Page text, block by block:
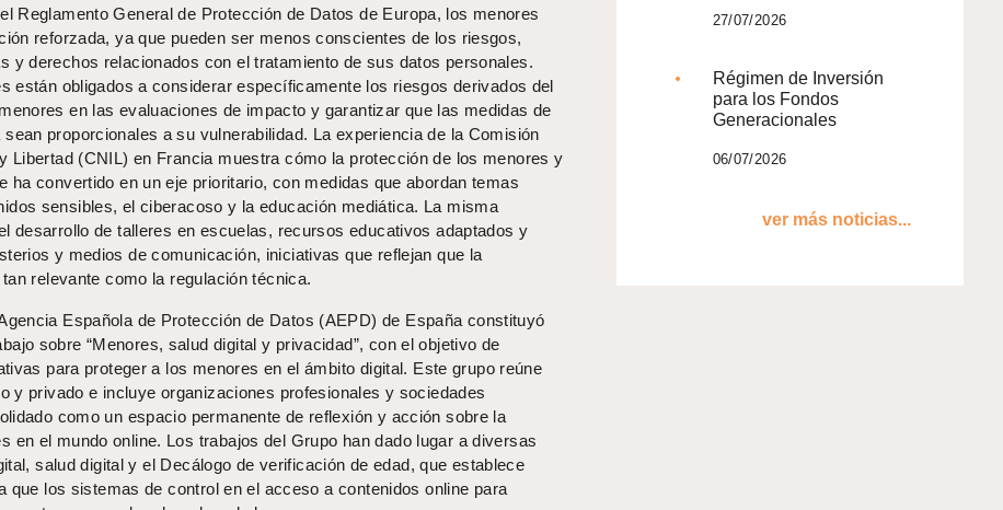
Reglamento General de Protección de Datos de Europa, los menores
reforzada, ya que pueden ser menos conscientes de los riesgos,
y derechos relacionados con el tratamiento de sus datos personales.
están obligados a considerar específicamente los riesgos derivados del
en las evaluaciones de impacto y garantizar que las medidas de
proporcionales a su vulnerabilidad. La experiencia de la Comisión
Libertad (CNIL) en Francia muestra cómo la protección de los menores y
ha convertido en un eje prioritario, con medidas que abordan temas
sensibles, el ciberacoso y la educación mediática. La misma
desarrollo de talleres en escuelas, recursos educativos adaptados y
y medios de comunicación, iniciativas que reflejan que la
relevante como la regulación técnica.
Española de Protección de Datos (AEPD) de España constituyó
sobre “Menores, salud digital y privacidad”, con el objetivo de
para proteger a los menores en el ámbito digital. Este grupo reúne
y privado e incluye organizaciones profesionales y sociedades
como un espacio permanente de reflexión y acción sobre la
en el mundo online. Los trabajos del Grupo han dado lugar a diversas
salud digital y el Decálogo de verificación de edad, que establece
que los sistemas de control en el acceso a contenidos online para
27/07/2026
Régimen de Inversión
para los Fondos
Generacionales
06/07/2026
ver más noticias...